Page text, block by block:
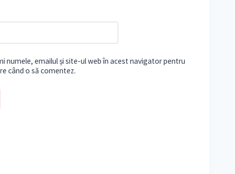
numele, emailul și site-ul web în acest navigator pentru
când o să comentez.